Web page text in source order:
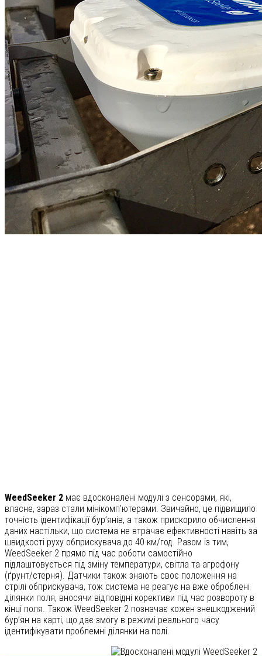
WeedSeeker 2 має вдосконалені модулі з сенсорами, які,
власне, зараз стали мінікомп’ютерами. Звичайно, це підвищило
точність ідентифікації бур’янів, а також прискорило обчислення
даних настільки, що система не втрачає ефективності навіть за
швидкості руху обприскувача до 40 км/год. Разом із тим,
WeedSeeker 2 прямо під час роботи самостійно
підлаштовується під зміну температури, світла та агрофону
(ґрунт/стерня). Датчики також знають своє положення на
стрілі обприскувача, тож система не реагує на вже оброблені
ділянки поля, вносячи відповідні корективи під час розвороту в
кінці поля. Також WeedSeeker 2 позначає кожен знешкоджений
бур’ян на карті, що дає змогу в режимі реального часу
ідентифікувати проблемні ділянки на полі.